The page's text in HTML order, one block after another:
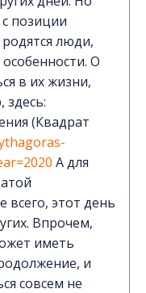
позиции
люди,
О
в их жизни,
(Квадрат
А для
всего, этот день
Впрочем,
иметь
и
совсем не